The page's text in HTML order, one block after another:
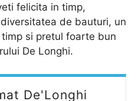
felicita in timp,
de bauturi, un
si pretul foarte bun
De Longhi.
De'Longhi